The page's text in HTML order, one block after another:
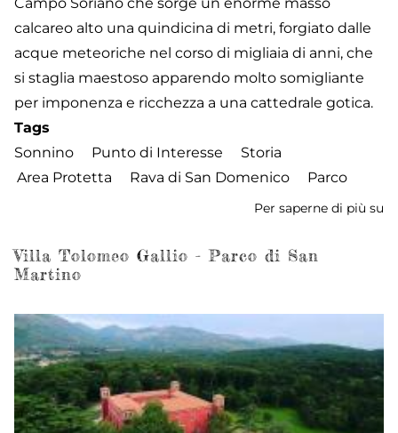
calcareo alto una quindicina di metri, forgiato dalle
acque meteoriche nel corso di migliaia di anni, che
si staglia maestoso apparendo molto somigliante
per imponenza e ricchezza a una cattedrale gotica.
Tags
Sonnino
Punto di Interesse
Storia
Area Protetta
Rava di San Domenico Parco
Per saperne di più su
Villa Tolomeo Gallio - Parco di San
Martino